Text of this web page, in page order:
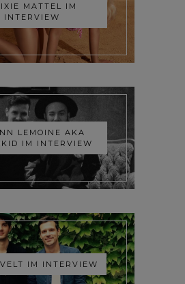
MATTEL IM
INTERVIEW
LEMOINE AKA
IM INTERVIEW
IM INTERVIEW